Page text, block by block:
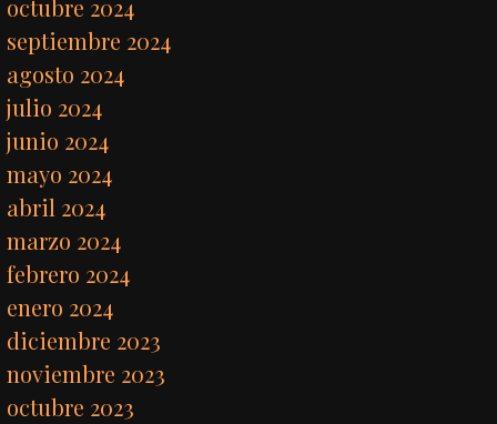
octubre 2024
septiembre 2024
agosto 2024
julio 2024
junio 2024
mayo 2024
abril 2024
marzo 2024
febrero 2024
enero 2024
diciembre 2023
noviembre 2023
octubre 2023